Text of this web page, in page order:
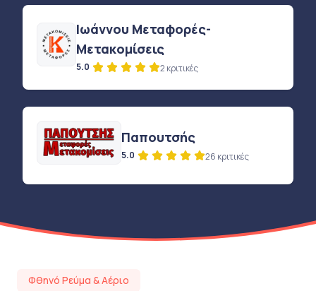
Ιωάννου Μεταφορές-
Μετακομίσεις
5.0 2 κριτικές
Παπουτσής
5.0 26 κριτικές
Φθηνό Ρεύμα & Αέριο